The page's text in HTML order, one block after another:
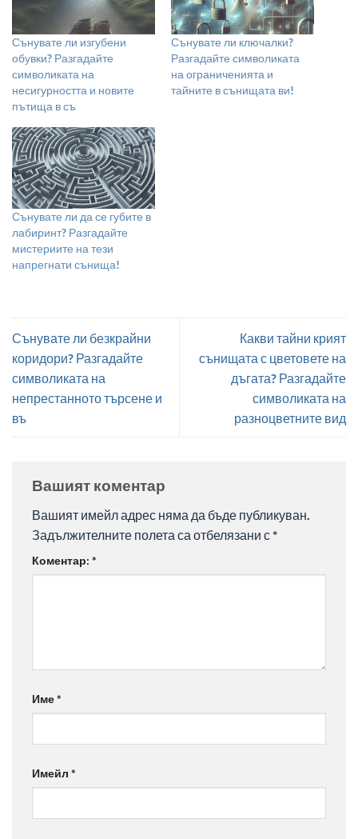
Сънувате ли изгубени
обувки? Разгадайте
символиката на
несигурността и новите
пътища в съ
Сънувате ли ключалки?
Разгадайте символиката
на ограниченията и
тайните в сънищата ви!
Сънувате ли да се губите в
лабиринт? Разгадайте
мистериите на тези
напрегнати сънища!
Сънувате ли безкрайни
коридори? Разгадайте
символиката на
непрестанното търсене и
въ
Какви тайни крият
сънищата с цветовете на
дъгата? Разгадайте
символиката на
разноцветните вид
Вашият коментар
Вашият имейл адрес няма да бъде публикуван.
Задължителните полета са отбелязани с*
Коментар: *
Име*
Имейл *